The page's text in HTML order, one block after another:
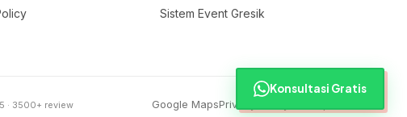
Sistem Event Gresik
5 · 3500+ review Google MapsPrivacy Policy
Konsultasi Gratis